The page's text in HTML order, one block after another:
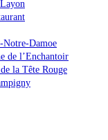
Notre-Damoe
de l’Enchantoir
la Tête Rouge